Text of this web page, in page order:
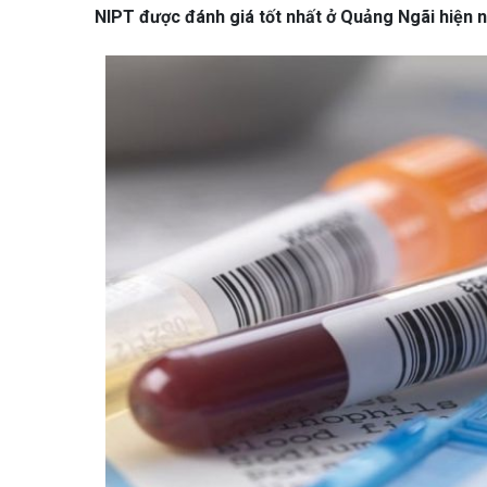
NIPT được đánh giá tốt nhất ở Quảng Ngãi hiện